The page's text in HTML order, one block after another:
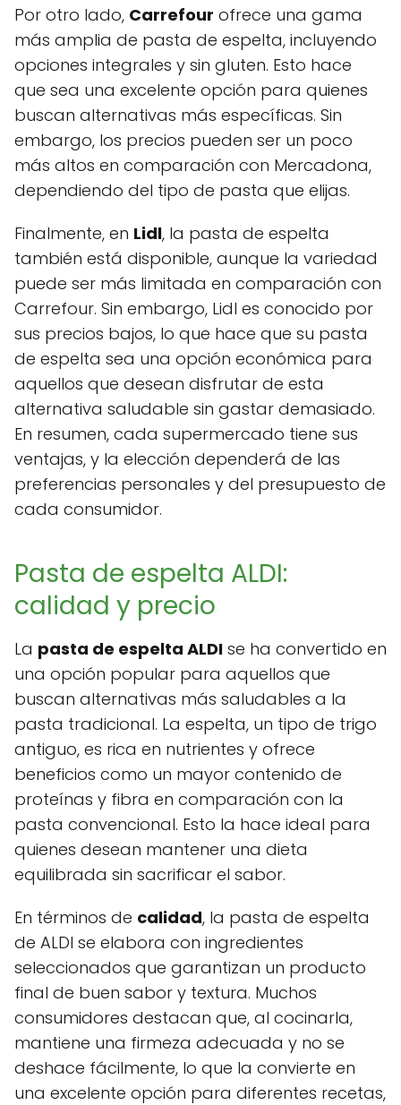
Por otro lado, Carrefour ofrece una gama
más amplia de pasta de espelta, incluyendo
opciones integrales y sin gluten. Esto hace
que sea una excelente opción para quienes
buscan alternativas más específicas. Sin
embargo, los precios pueden ser un poco
más altos en comparación con Mercadona,
dependiendo del tipo de pasta que elijas.
Finalmente, en Lidl, la pasta de espelta
también está disponible, aunque la variedad
puede ser más limitada en comparación con
Carrefour. Sin embargo, Lidl es conocido por
sus precios bajos, lo que hace que su pasta
de espelta sea una opción económica para
aquellos que desean disfrutar de esta
alternativa saludable sin gastar demasiado.
En resumen, cada supermercado tiene sus
ventajas, y la elección dependerá de las
preferencias personales y del presupuesto de
cada consumidor.
Pasta de espelta ALDI:
calidad y precio
La pasta de espelta ALDI se ha convertido en
una opción popular para aquellos que
buscan alternativas más saludables a la
pasta tradicional. La espelta, un tipo de trigo
antiguo, es rica en nutrientes y ofrece
beneficios como un mayor contenido de
proteínas y fibra en comparación con la
pasta convencional. Esto la hace ideal para
quienes desean mantener una dieta
equilibrada sin sacrificar el sabor.
En términos de calidad, la pasta de espelta
de ALDI se elabora con ingredientes
seleccionados que garantizan un producto
final de buen sabor y textura. Muchos
consumidores destacan que, al cocinarla,
mantiene una firmeza adecuada y no se
deshace fácilmente, lo que la convierte en
una excelente opción para diferentes recetas,